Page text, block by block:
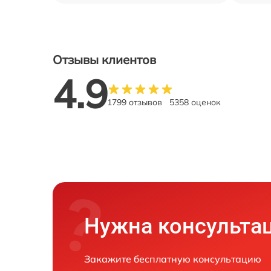
Отзывы клиентов
4.91799 отзывов 5358 оценок
Нужна
Закажите бесплатную консультацию